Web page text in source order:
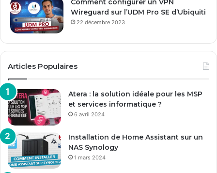
Comment configurer un VPN
Wireguard sur l’UDM Pro SE d’Ubiquiti
22 décembre 2023
Articles Populaires
Atera : la solution idéale pour les MSP
et services informatique ?
6 avril 2024
Installation de Home Assistant sur un
NAS Synology
1 mars 2024